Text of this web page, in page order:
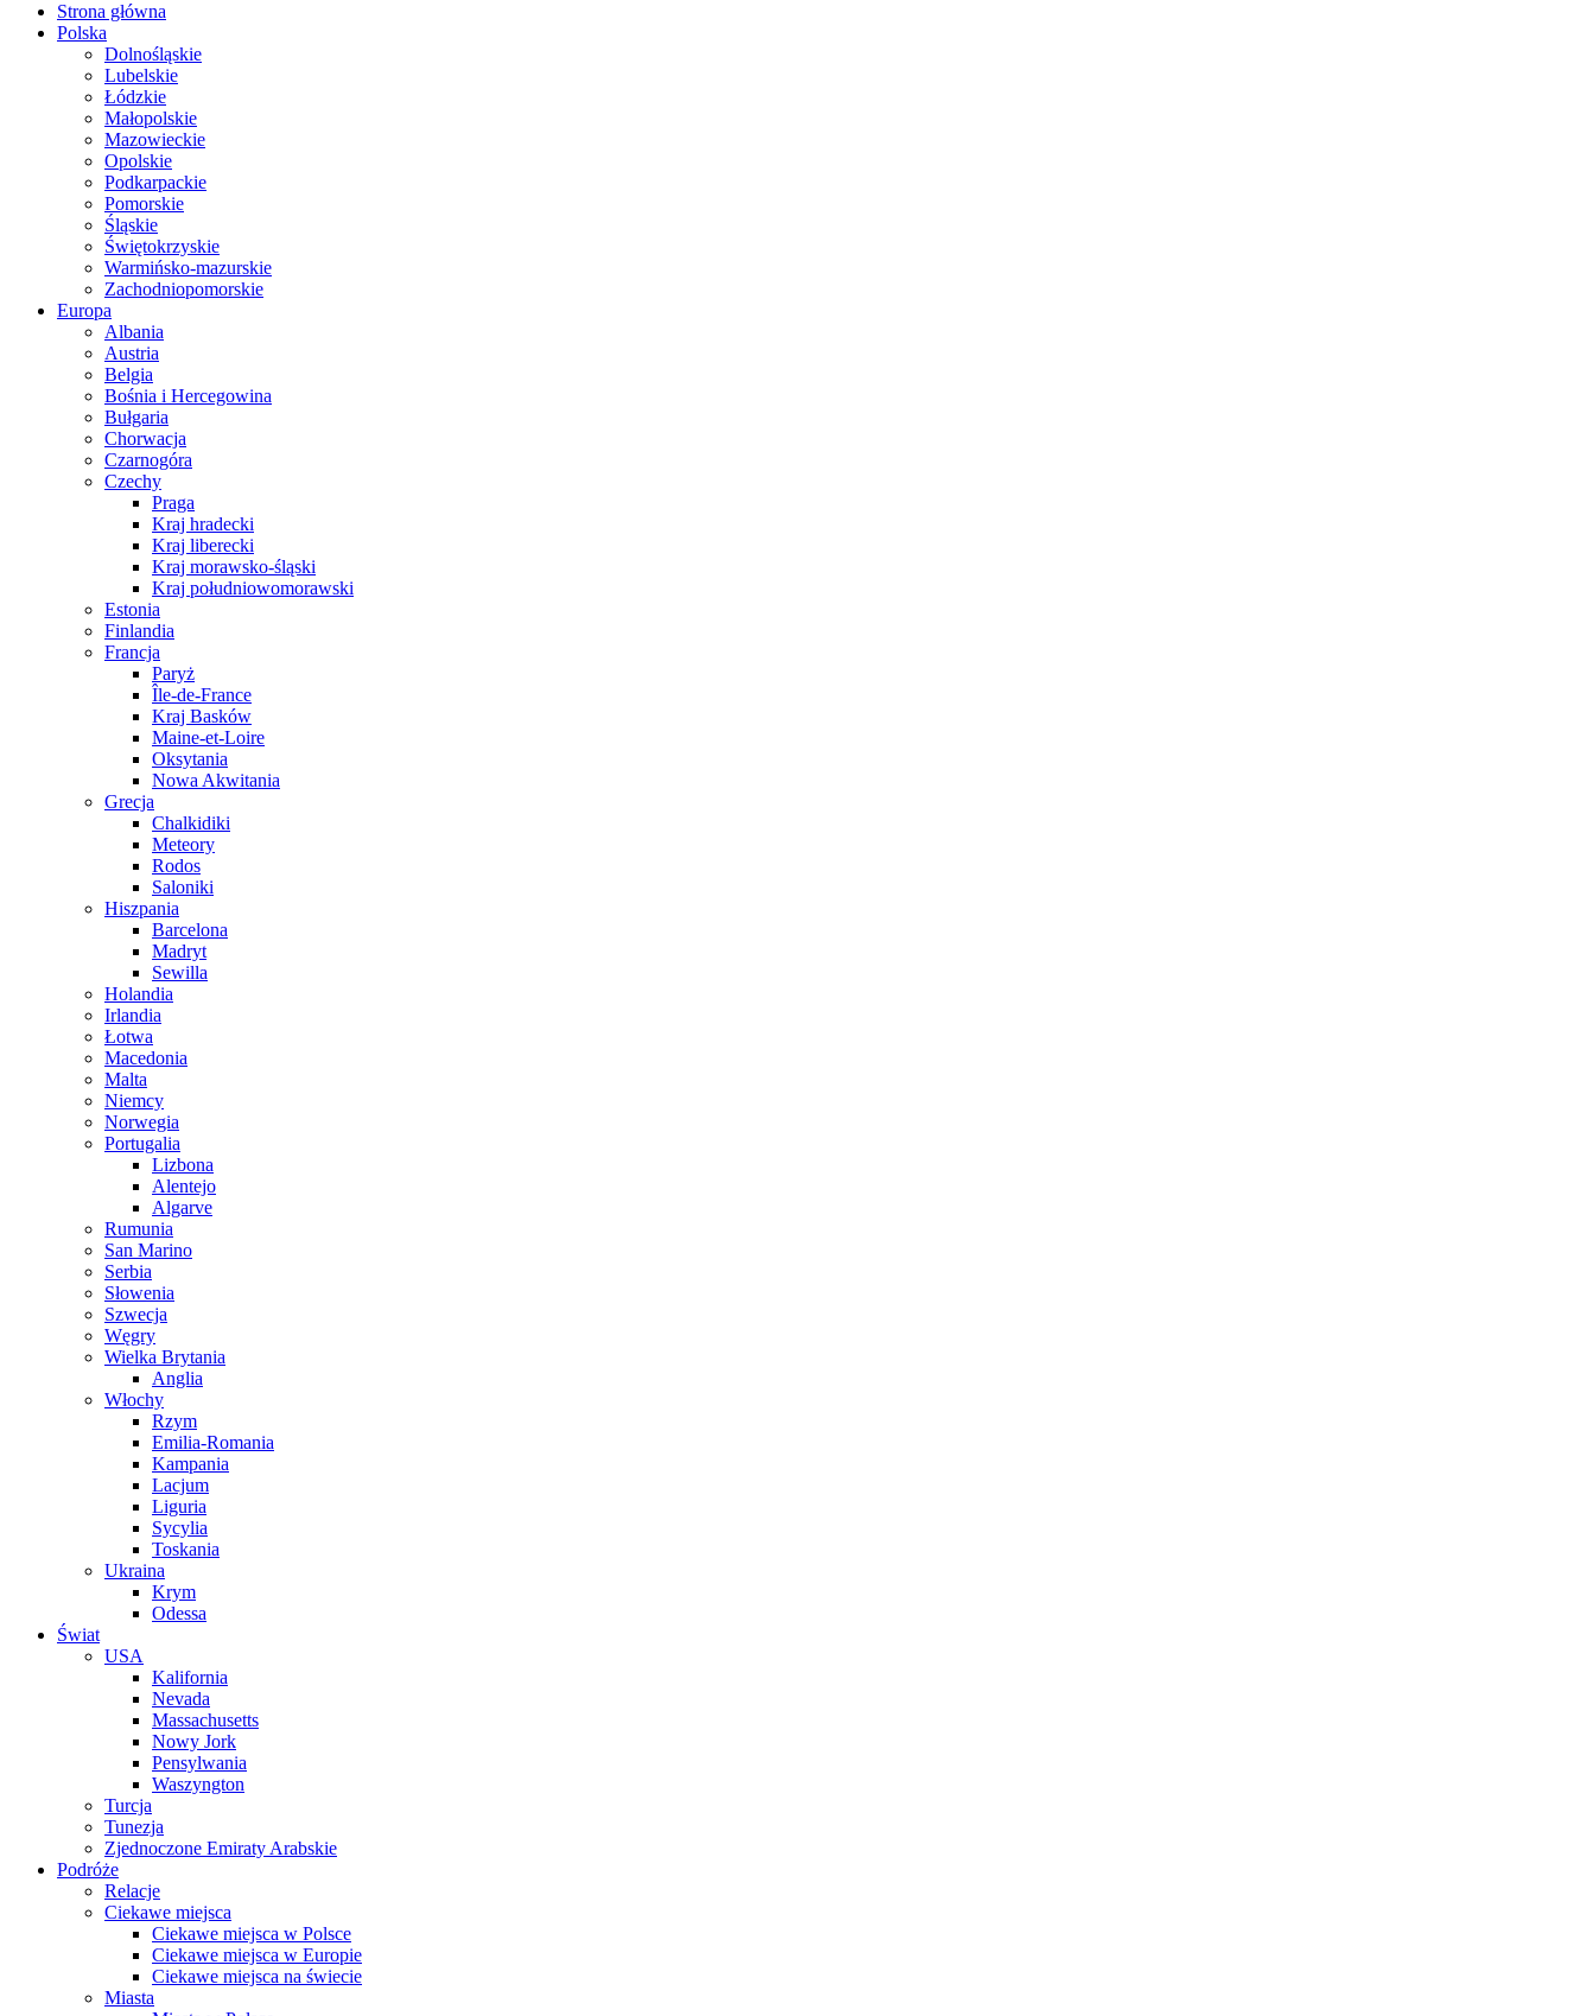
Strona główna
Polska
Dolnośląskie
Lubelskie
Łódzkie
Małopolskie
Mazowieckie
Opolskie
Podkarpackie
Pomorskie
Śląskie
Świętokrzyskie
Warmińsko-mazurskie
Zachodniopomorskie
Europa
Albania
Austria
Belgia
Bośnia i Hercegowina
Bułgaria
Chorwacja
Czarnogóra
Czechy
Praga
Kraj hradecki
Kraj liberecki
Kraj morawsko-śląski
Kraj południowomorawski
Estonia
Finlandia
Francja
Paryż
Île-de-France
Kraj Basków
Maine-et-Loire
Oksytania
Nowa Akwitania
Grecja
Chalkidiki
Meteory
Rodos
Saloniki
Hiszpania
Barcelona
Madryt
Sewilla
Holandia
Irlandia
Łotwa
Macedonia
Malta
Niemcy
Norwegia
Portugalia
Lizbona
Alentejo
Algarve
Rumunia
San Marino
Serbia
Słowenia
Szwecja
Węgry
Wielka Brytania
Anglia
Włochy
Rzym
Emilia-Romania
Kampania
Lacjum
Liguria
Sycylia
Toskania
Ukraina
Krym
Odessa
Świat
USA
Kalifornia
Nevada
Massachusetts
Nowy Jork
Pensylwania
Waszyngton
Turcja
Tunezja
Zjednoczone Emiraty Arabskie
Podróże
Relacje
Ciekawe miejsca
Ciekawe miejsca w Polsce
Ciekawe miejsca w Europie
Ciekawe miejsca na świecie
Miasta